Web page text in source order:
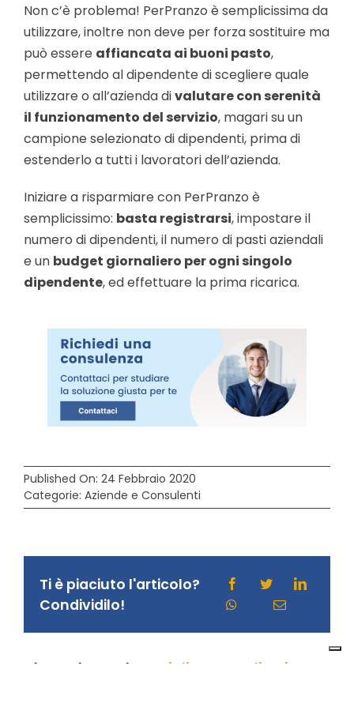
Non c’è problema! PerPranzo è semplicissima da
utilizzare, inoltre non deve per forza sostituire ma
può essere affiancata ai buoni pasto,
permettendo al dipendente di scegliere quale
utilizzare o all’azienda divalutare con serenità
il funzionamento del servizio, magari su un
campione selezionato di dipendenti, prima di
estenderlo a tutti i lavoratori dell’azienda.
Iniziare a risparmiare con PerPranzo è
semplicissimo: basta registrarsi, impostare il
numero di dipendenti, il numero di pasti aziendali
e un budget giornaliero per ogni singolo
dipendente, ed effettuare la prima ricarica.
Published On: 24 Febbraio 2020
Categorie: Aziende e Consulenti
Ti è piaciuto l'articolo?
Condividilo!
About the Author: Giuliana Gugliotti